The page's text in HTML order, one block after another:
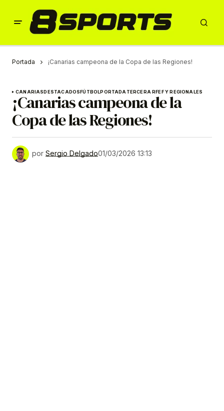
Portada ¡Canarias campeona de la Copa de las Regiones!
CANARIASDESTACADOSFÚTBOLPORTADATERCERA RFEF Y REGIONALES
¡Canarias campeona de la
Copa de las Regiones!
por Sergio Delgado01/03/2026 13:13